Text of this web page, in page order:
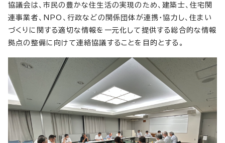
協議会は、市民の豊かな住生活の実現のため、建築士、住宅関
連事業者、NPO、行政などの関係団体が連携・協力し、住まい
づくりに関する適切な情報を一元化して提供する総合的な情報
拠点の整備に向けて連絡協議することを目的とする。